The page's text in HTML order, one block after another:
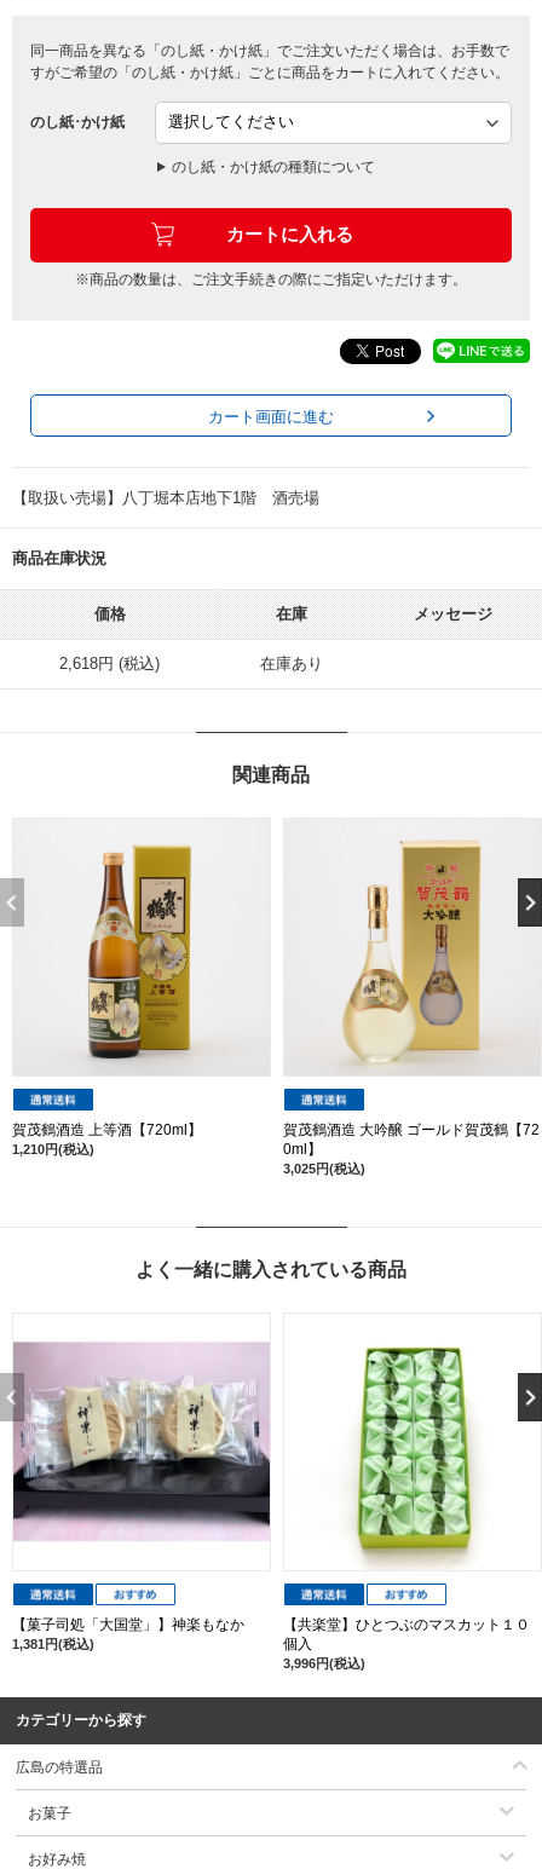
同一商品を異なる「のし紙・かけ紙」でご注文いただく場合は、お手数で
すがご希望の「のし紙・かけ紙」ごとに商品をカートに入れてください。
のし紙･かけ紙
のし紙・かけ紙の種類について
※商品の数量は、ご注文手続きの際にご指定いただけます。
カート画面に進む
【取扱い売場】八丁堀本店地下1階 酒売場
商品在庫状況
価格 在庫 メッセージ
2,618円 (税込) 在庫あり
関連商品
賀茂鶴酒造 上等酒【720ml】
1,210円(税込)
賀茂鶴酒造 大吟醸 ゴールド賀茂鶴【72
0ml】
3,025円(税込)
よく一緒に購入されている商品
【菓子司処「大国堂」】神楽もなか
1,381円(税込)
【共楽堂】ひとつぶのマスカット１０
個入
3,996円(税込)
カテゴリーから探す
広島の特選品
お菓子
お好み焼